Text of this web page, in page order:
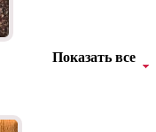
Показать все